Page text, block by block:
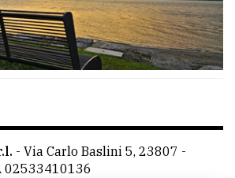
- Via Carlo Baslini 5, 23807 -
02533410136